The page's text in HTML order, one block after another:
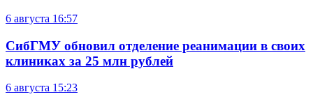
6 августа 16:57
СибГМУ обновил отделение реанимации в своих
клиниках за 25 млн рублей
6 августа 15:23